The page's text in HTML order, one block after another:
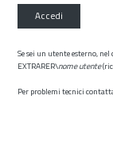
Accedi
Se sei un utente esterno,
EXTRARER\nome utente
Per problemi tecnici